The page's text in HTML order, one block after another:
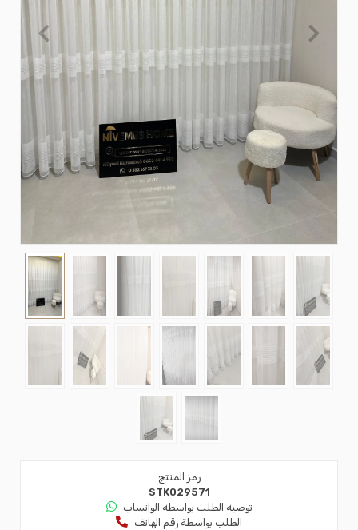
رمز المنتج
STK029571
توصية الطلب بواسطة الواتساب
الطلب بواسطة رقم الهاتف